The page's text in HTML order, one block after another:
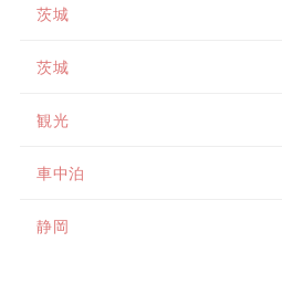
茨城
茨城
観光
車中泊
静岡